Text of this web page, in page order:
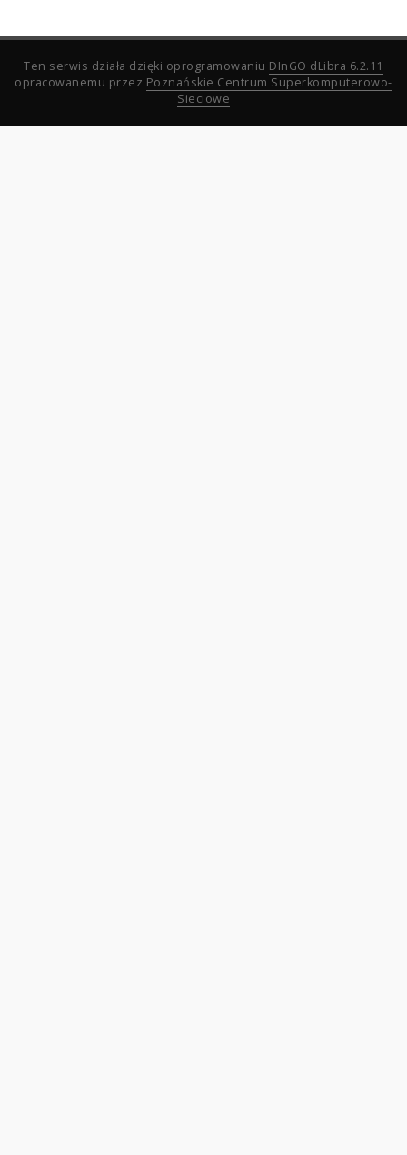
Ten serwis działa dzięki oprogramowaniu DInGO dLibra 6.2.11
opracowanemu przez Poznańskie Centrum Superkomputerowo-
Sieciowe